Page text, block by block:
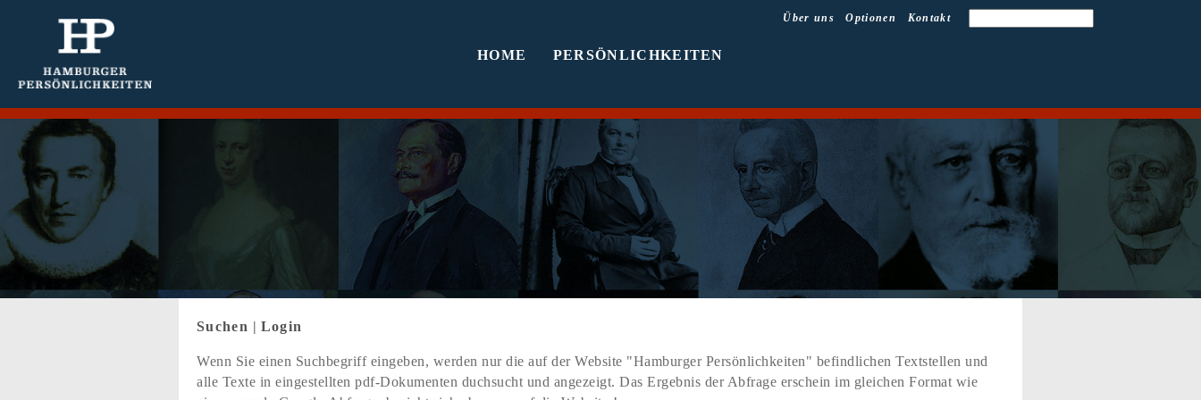
HOME PERSÖNLICHKEITEN
Über uns Optionen Kontakt
Suchen | Login
Wenn Sie einen Suchbegriff eingeben, werden nur die auf der Website "Hamburger Persönlichkeiten" befindlichen Textstellen und
alle Texte in eingestellten pdf-Dokumenten duchsucht und angezeigt. Das Ergebnis der Abfrage erschein im gleichen Format wie